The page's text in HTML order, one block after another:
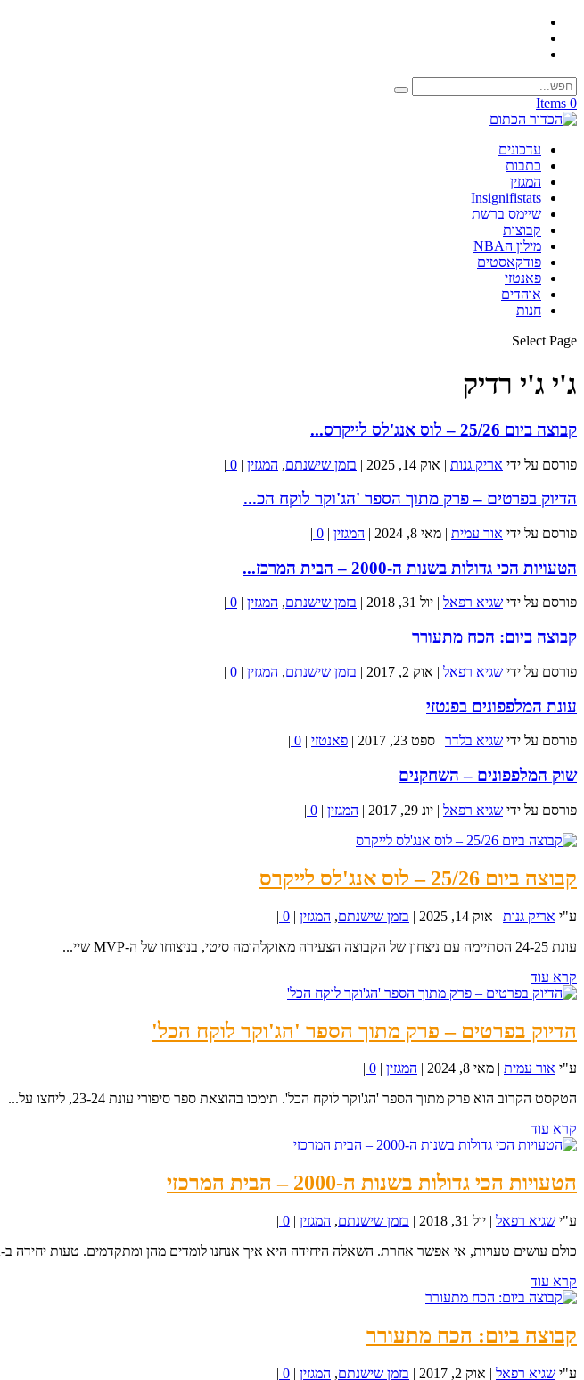
0 Items
עדכונים
כתבות
המגזין
Insignifistats
שיימס ברשת
קבוצות
מילון הNBA
פודקאסטים
פאנטזי
אוהדים
חנות
Select Page
ג'י ג'י רדיק
קבוצה ביום 25/26 – לוס אנג'לס לייקרס...
פורסם על ידי אריק גנות | אוק 14, 2025 | בזמן שישנתם, המגזין |
0
|
הדיוק בפרטים – פרק מתוך הספר 'הג'וקר לוקח הכ...
פורסם על ידי אור עמית | מאי 8, 2024 | המגזין |
0
|
הטעויות הכי גדולות בשנות ה-2000 – הבית המרכז...
פורסם על ידי שגיא רפאל יול 31, 2018 בזמן שישנתם, המגזין 0
קבוצה ביום: הכח מתעורר
פורסם על ידי שגיא רפאל | אוק 2, 2017 | בזמן שישנתם, המגזין |
0
|
עונת המלפפונים בפנטזי
פורסם על ידי שגיא בלדר | ספט 23, 2017 | פאנטזי |
0
|
שוק המלפפונים – השחקנים
פורסם על ידי שגיא רפאל | יונ 29, 2017 | המגזין |
0
|
קבוצה ביום 25/26 – לוס אנג'לס לייקרס
ע"י אריק גנות | אוק 14, 2025 | בזמן שישנתם, המגזין |
0
|
עונת 24-25 הסתיימה עם ניצחון של הקבוצה הצעירה מאוקלהומה סיטי, בניצוחו של ה-MVP שיי...
קרא עוד
הדיוק בפרטים – פרק מתוך הספר 'הג'וקר לוקח הכל'
ע"י אור עמית | מאי 8, 2024 | המגזין |
0
|
הטקסט הקרוב הוא פרק מתוך הספר 'הג'וקר לוקח הכל'. תימכו בהוצאת ספר סיפורי עונת 23-24, ליחצו על...
קרא עוד
הטעויות הכי גדולות בשנות ה-2000 – הבית המרכזי
ע"י שגיא רפאל | יול 31, 2018 | בזמן שישנתם, המגזין |
0
|
כולם עושים טעויות, אי אפשר אחרת. השאלה היחידה היא איך אנחנו לומדים מהן ומתקדמים. טעות יחידה ב-NBA...
קרא עוד
קבוצה ביום: הכח מתעורר
ע"י שגיא רפאל | אוק 2, 2017 | בזמן שישנתם, המגזין |
0
|